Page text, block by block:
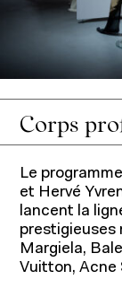
Corps
Le
et Hervé
lancent la
prestigieuses
Margiela,
Vuitton, Acne